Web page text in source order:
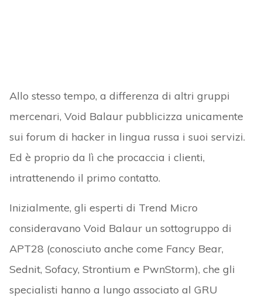
Allo stesso tempo, a differenza di altri gruppi
mercenari, Void Balaur pubblicizza unicamente
sui forum di hacker in lingua russa i suoi servizi.
Ed è proprio da lì che procaccia i clienti,
intrattenendo il primo contatto.
Inizialmente, gli esperti di Trend Micro
consideravano Void Balaur un sottogruppo di
APT28 (conosciuto anche come Fancy Bear,
Sednit, Sofacy, Strontium e PwnStorm), che gli
specialisti hanno a lungo associato al GRU